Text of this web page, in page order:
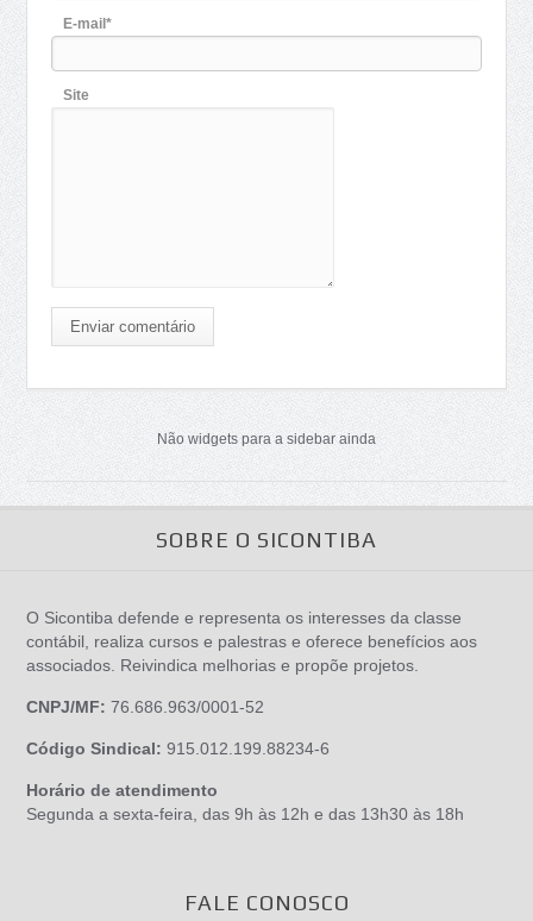
E-mail*
Site
Enviar comentário
Não widgets para a sidebar ainda
SOBRE O SICONTIBA
O Sicontiba defende e representa os interesses da classe
contábil, realiza cursos e palestras e oferece benefícios aos
associados. Reivindica melhorias e propõe projetos.
CNPJ/MF: 76.686.963/0001-52
Código Sindical: 915.012.199.88234-6
Horário de atendimento
Segunda a sexta-feira, das 9h às 12h e das 13h30 às 18h
FALE CONOSCO